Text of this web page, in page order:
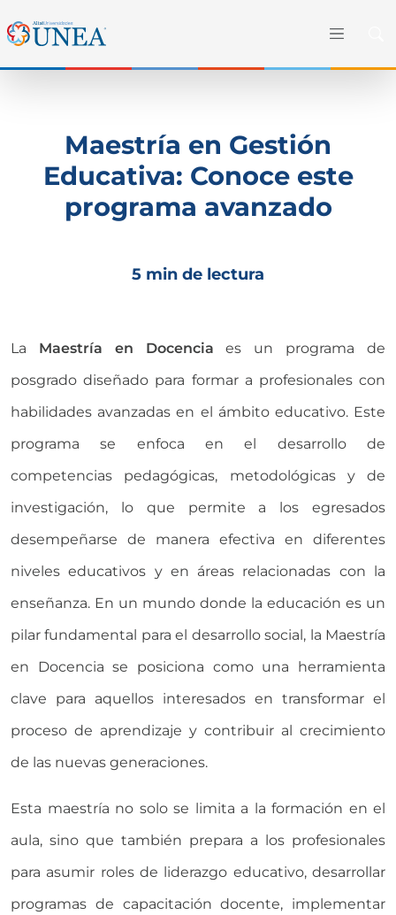
Maestría en Gestión
Educativa: Conoce este
programa avanzado
5 min de lectura
La Maestría en Docencia es un programa de
posgrado diseñado para formar a profesionales con
habilidades avanzadas en el ámbito educativo. Este
programa se enfoca en el desarrollo de
competencias pedagógicas, metodológicas y de
investigación, lo que permite a los egresados
desempeñarse de manera efectiva en diferentes
niveles educativos y en áreas relacionadas con la
enseñanza. En un mundo donde la educación es un
pilar fundamental para el desarrollo social, la Maestría
en Docencia se posiciona como una herramienta
clave para aquellos interesados en transformar el
proceso de aprendizaje y contribuir al crecimiento
de las nuevas generaciones.
Esta maestría no solo se limita a la formación en el
aula, sino que también prepara a los profesionales
para asumir roles de liderazgo educativo, desarrollar
programas de capacitación docente, implementar